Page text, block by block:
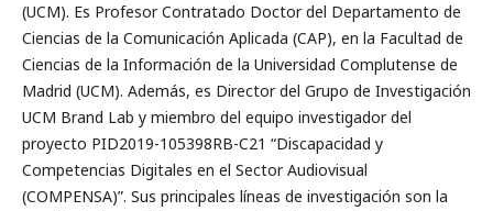
(UCM). Es Profesor Contratado Doctor del Departamento de
Ciencias de la Comunicación Aplicada (CAP), en la Facultad de
Ciencias de la Información de la Universidad Complutense de
Madrid (UCM). Además, es Director del Grupo de Investigación
UCM Brand Lab y miembro del equipo investigador del
proyecto PID2019-105398RB-C21 “Discapacidad y
Competencias Digitales en el Sector Audiovisual
(COMPENSA)”. Sus principales líneas de investigación son la